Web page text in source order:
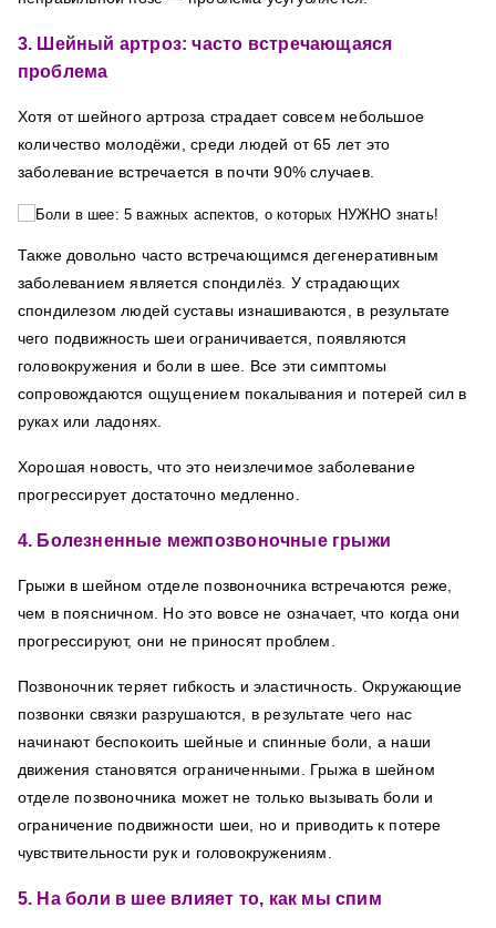
3. Шейный артроз: часто встречающаяся
проблема
Хотя от шейного артроза страдает совсем небольшое
количество молодёжи, среди людей от 65 лет это
заболевание встречается в почти 90% случаев.
Также довольно часто встречающимся дегенеративным
заболеванием является спондилёз. У страдающих
спондилезом людей суставы изнашиваются, в результате
чего подвижность шеи ограничивается, появляются
головокружения и боли в шее. Все эти симптомы
сопровождаются ощущением покалывания и потерей сил в
руках или ладонях.
Хорошая новость, что это неизлечимое заболевание
прогрессирует достаточно медленно.
4. Болезненные межпозвоночные грыжи
Грыжи в шейном отделе позвоночника встречаются реже,
чем в поясничном. Но это вовсе не означает, что когда они
прогрессируют, они не приносят проблем.
Позвоночник теряет гибкость и эластичность. Окружающие
позвонки связки разрушаются, в результате чего нас
начинают беспокоить шейные и спинные боли, а наши
движения становятся ограниченными. Грыжа в шейном
отделе позвоночника может не только вызывать боли и
ограничение подвижности шеи, но и приводить к потере
чувствительности рук и головокружениям.
5. На боли в шее влияет то, как мы спим